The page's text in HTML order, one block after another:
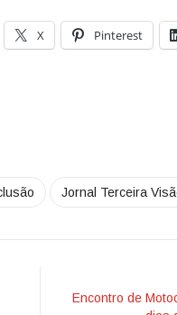
X Pinterest
Jornal Terceira
Encontro de